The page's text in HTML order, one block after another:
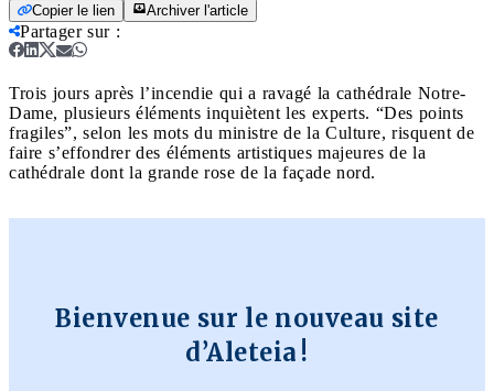
Copier le lien Archiver l'article
Partager sur:
Trois jours après l’incendie qui a ravagé la cathédrale Notre-
Dame, plusieurs éléments inquiètent les experts. “Des points
fragiles”, selon les mots du ministre de la Culture, risquent de
faire s’effondrer des éléments artistiques majeures de la
cathédrale dont la grande rose de la façade nord.
Bienvenue sur le nouveau site
d’Aleteia !